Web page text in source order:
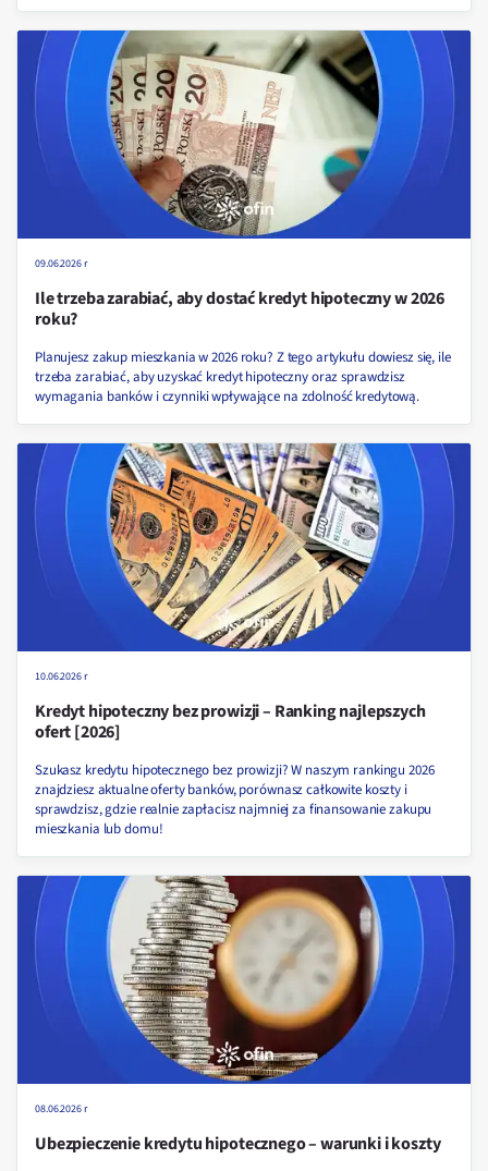
09.06.2026 r
Ile trzeba zarabiać, aby dostać kredyt hipoteczny w 2026
roku?
Planujesz zakup mieszkania w 2026 roku? Z tego artykułu dowiesz się, ile
trzeba zarabiać, aby uzyskać kredyt hipoteczny oraz sprawdzisz
wymagania banków i czynniki wpływające na zdolność kredytową.
10.06.2026 r
Kredyt hipoteczny bez prowizji – Ranking najlepszych
ofert [2026]
Szukasz kredytu hipotecznego bez prowizji? W naszym rankingu 2026
znajdziesz aktualne oferty banków, porównasz całkowite koszty i
sprawdzisz, gdzie realnie zapłacisz najmniej za finansowanie zakupu
mieszkania lub domu!
08.06.2026 r
Ubezpieczenie kredytu hipotecznego – warunki i koszty